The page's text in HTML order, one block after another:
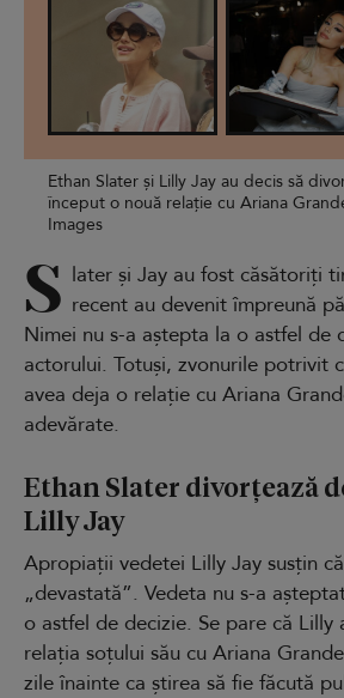
Ethan Slater și Lilly Jay au decis să
început o nouă relație cu Ariana
Images
S later și Jay au fost căsătoriți
recent au devenit împreună
Nimei nu s-a aștepta la o astfel de
actorului. Totuși, zvonurile potrivit
avea deja o relație cu Ariana
adevărate.
Ethan Slater divorțează
Lilly Jay
Apropiații vedetei Lilly Jay susțin
„devastată”. Vedeta nu s-a
o astfel de decizie. Se pare că Lilly
relația soțului său cu Ariana
zile înainte ca știrea să fie făcută